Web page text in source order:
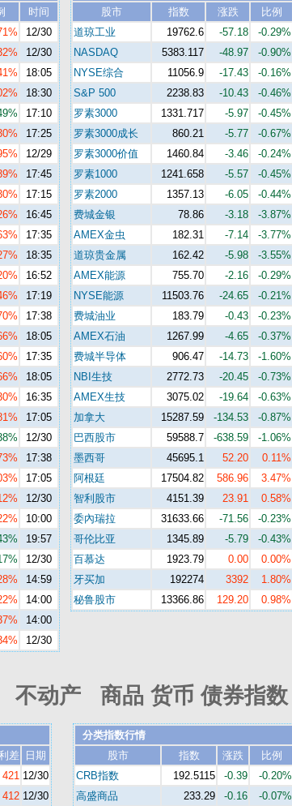
时间
12/30
12/30
18:05
18:30
17:10
17:25
12/29
17:45
17:15
16:45
17:35
18:35
16:52
17:19
17:38
18:05
17:35
18:05
16:35
17:05
12/30
17:38
17:05
12/30
10:00
19:57
12/30
14:59
14:00
14:00
12/30
股市
指数 涨跌 比例
道琼工业
19762.6 -57.18 -0.29%
NASDAQ
5383.117 -48.97 -0.90%
NYSE综合
11056.9 -17.43 -0.16%
S&P 500
2238.83 -10.43 -0.46%
罗素3000
1331.717 -5.97 -0.45%
罗素3000成长
860.21 -5.77 -0.67%
罗素3000价值
1460.84 -3.46 -0.24%
罗素1000
1241.658 -5.57 -0.45%
罗素2000
1357.13 -6.05 -0.44%
费城金银
78.86 -3.18 -3.87%
AMEX金虫
182.31 -7.14 -3.77%
道琼贵金属
162.42 -5.98 -3.55%
AMEX能源
755.70 -2.16 -0.29%
NYSE能源
11503.76 -24.65 -0.21%
费城油业
183.79 -0.43 -0.23%
AMEX石油
1267.99 -4.65 -0.37%
费城半导体
906.47 -14.73 -1.60%
NBI生技
2772.73 -20.45 -0.73%
AMEX生技
3075.02 -19.64 -0.63%
加拿大
15287.59 -134.53 -0.87%
巴西股市
59588.7 -638.59 -1.06%
墨西哥
45695.1 52.20 0.11%
阿根廷
17504.82 586.96 3.47%
智利股市
4151.39 23.91 0.58%
委內瑞拉
31633.66 -71.56 -0.23%
哥伦比亚
1345.89 -5.79 -0.43%
百慕达
1923.79 0.00 0.00%
牙买加
192274 3392 1.80%
秘鲁股市
13366.86 129.20 0.98%
动产 商品 货币 债券指数
差
日期
421 12/30
412 12/30
分类指数行情
股市
指数 涨跌 比例
CRB指数
192.5115 -0.39 -0.20%
高盛商品
233.29 -0.16 -0.07%